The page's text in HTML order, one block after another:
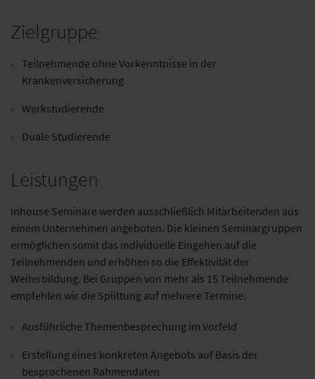
Zielgruppe
Teilnehmende ohne Vorkenntnisse in der
Krankenversicherung
Werkstudierende
Duale Studierende
Leistungen
Inhouse Seminare werden ausschließlich Mitarbeitenden aus
einem Unternehmen angeboten. Die kleinen Seminargruppen
ermöglichen somit das individuelle Eingehen auf die
Teilnehmenden und erhöhen so die Effektivität der
Weiterbildung. Bei Gruppen von mehr als 15 Teilnehmende
empfehlen wir die Splittung auf mehrere Termine.
Ausführliche Themenbesprechung im Vorfeld
Erstellung eines konkreten Angebots auf Basis der
besprochenen Rahmendaten